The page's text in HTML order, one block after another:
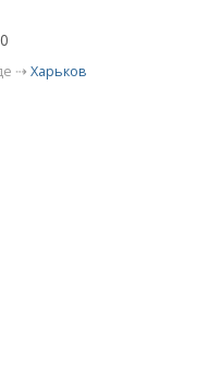
⇢ Харьков